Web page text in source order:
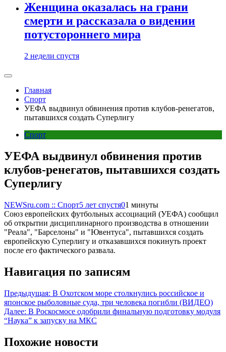
Женщина оказалась на грани
смерти и рассказала о видении
потустороннего мира
2 недели спустя
Главная
Спорт
УЕФА выдвинул обвинения против клубов-ренегатов,
пытавшихся создать Суперлигу
Спорт
УЕФА выдвинул обвинения против
клубов-ренегатов, пытавшихся создать
Суперлигу
NEWSru.com :: Спорт5 лет спустя01 минуты
Союз европейских футбольных ассоциаций (УЕФА) сообщил
об открытии дисциплинарного производства в отношении
"Реала", "Барселоны" и "Ювентуса", пытавшихся создать
европейскую Суперлигу и отказавшихся покинуть проект
после его фактического развала.
Навигация по записям
Предыдущая: В Охотском море столкнулись российское и
японское рыболовные суда, три человека погибли (ВИДЕО)
Далее: В Роскосмосе одобрили финальную подготовку модуля
“Наука” к запуску на МКС
Похожие новости